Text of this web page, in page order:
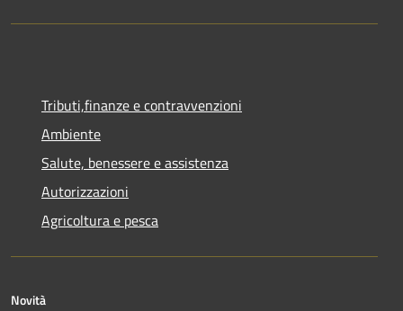
Tributi,finanze e contravvenzioni
Ambiente
Salute, benessere e assistenza
Autorizzazioni
Agricoltura e pesca
Novità